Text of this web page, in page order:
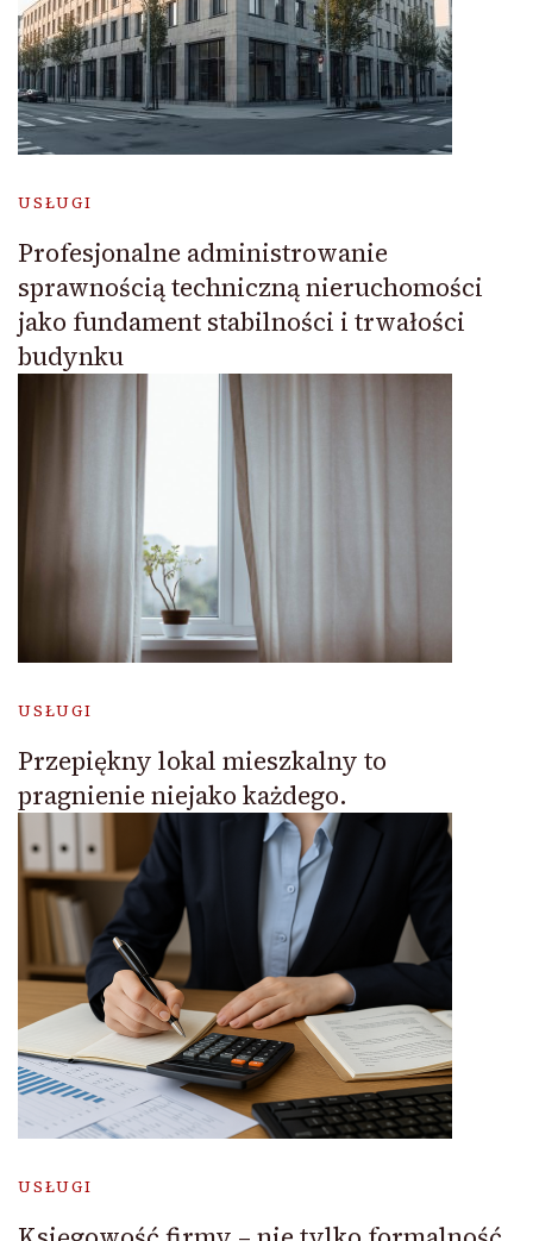
USŁUGI
Profesjonalne administrowanie
sprawnością techniczną nieruchomości
jako fundament stabilności i trwałości
budynku
USŁUGI
Przepiękny lokal mieszkalny to
pragnienie niejako każdego.
USŁUGI